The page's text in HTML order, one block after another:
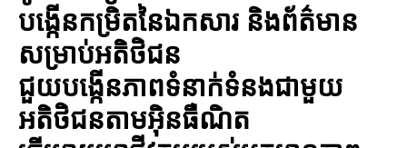
បង្កើនកម្រិតនៃឯកសារ និងព័ត៌មាន
សម្រាប់អតិថិជន
ជួយបង្កើនភាពទំនាក់ទំនងជាមួយ
អតិថិជនតាមអ៊ិនធឺណិត